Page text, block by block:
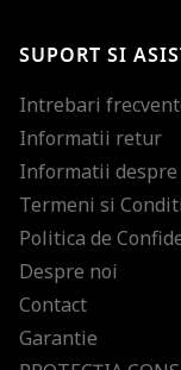
SUPORT SI
Intrebari
Informatii retur
Informatii despre
Termeni si
Politica de
Despre noi
Contact
Garantie